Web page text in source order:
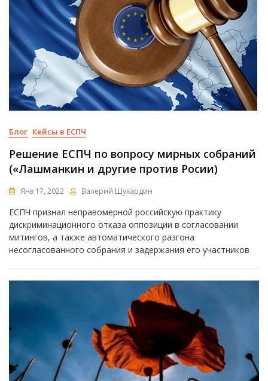
Блог Кейсы в ЕСПЧ
Решение ЕСПЧ по вопросу мирных собраний
(«Лашманкин и другие против Росии)
Янв 17, 2022 Валерий Шухардин
ЕСПЧ признал неправомерной российскую практику
дискриминационного отказа оппозиции в согласовании
митингов, а также автоматического разгона
несогласованного собрания и задержания его участников